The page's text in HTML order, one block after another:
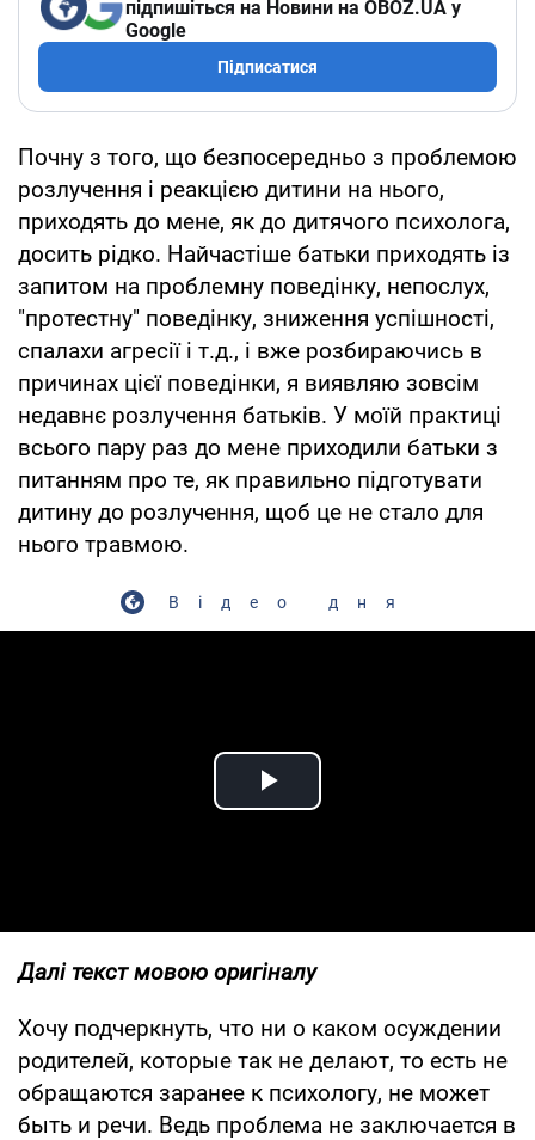
підпишіться на Новини на OBOZ.UA у
Google
Підписатися
Почну з того, що безпосередньо з проблемою
розлучення і реакцією дитини на нього,
приходять до мене, як до дитячого психолога,
досить рідко. Найчастіше батьки приходять із
запитом на проблемну поведінку, непослух,
"протестну" поведінку, зниження успішності,
спалахи агресії і т.д., і вже розбираючись в
причинах цієї поведінки, я виявляю зовсім
недавнє розлучення батьків. У моїй практиці
всього пару раз до мене приходили батьки з
питанням про те, як правильно підготувати
дитину до розлучення, щоб це не стало для
нього травмою.
Відео дня
Play Video
Далі текст мовою оригіналу
Хочу подчеркнуть, что ни о каком осуждении
родителей, которые так не делают, то есть не
обращаются заранее к психологу, не может
быть и речи. Ведь проблема не заключается в